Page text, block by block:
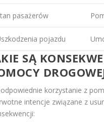
pasażerów
pojazdu
SĄ
korzystanie z
intencje związane z